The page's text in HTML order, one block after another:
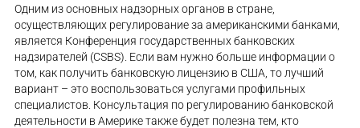
Одним из основных надзорных органов в стране,
осуществляющих регулирование за американскими банками,
является Конференция государственных банковских
надзирателей (CSBS). Если вам нужно больше информации о
том, как получить банковскую лицензию в США, то лучший
вариант – это воспользоваться услугами профильных
специалистов. Консультация по регулированию банковской
деятельности в Америке также будет полезна тем, кто